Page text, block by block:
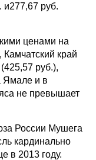
и277,67 руб.
ценами на
Камчатский край
руб.),
Ямале и в
не превышает
России Мушега
кардинально
в 2013 году.